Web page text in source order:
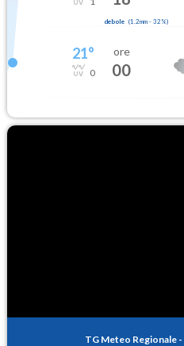
debole (1.2mm- 32 %)
21°
0
ore
00
TG Meteo Regionale -